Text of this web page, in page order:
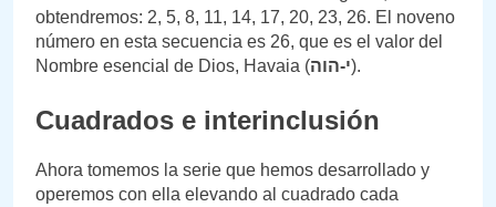
obtendremos: 2, 5, 8, 11, 14, 17, 20, 23, 26. El noveno
número en esta secuencia es 26, que es el valor del
Nombre esencial de Dios, Havaia (י-הוה).
Cuadrados e interinclusión
Ahora tomemos la serie que hemos desarrollado y
operemos con ella elevando al cuadrado cada